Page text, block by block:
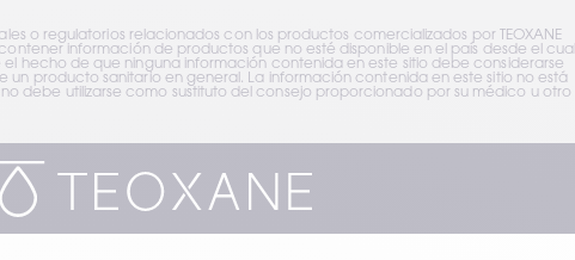
o regulatorios relacionados con los productos comercializados por TEOXANE
información de productos que no esté disponible en el país desde el cual
hecho de que ninguna información contenida en este sitio debe considerarse
producto sanitario en general. La información contenida en este sitio no está
debe utilizarse como sustituto del consejo proporcionado por su médico u otro